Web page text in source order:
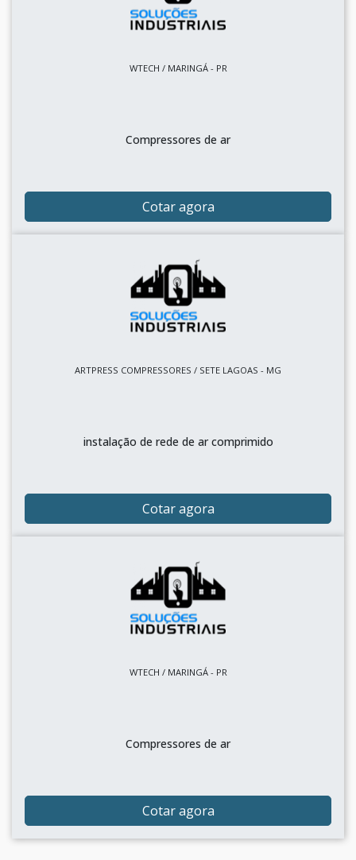
WTECH / MARINGÁ - PR
Compressores de ar
Cotar agora
ARTPRESS COMPRESSORES / SETE LAGOAS - MG
instalação de rede de ar comprimido
Cotar agora
WTECH / MARINGÁ - PR
Compressores de ar
Cotar agora